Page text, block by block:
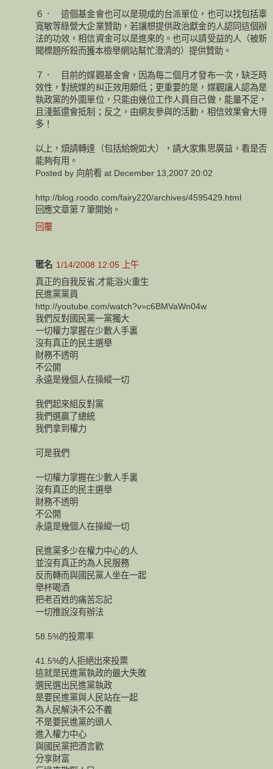
６． 這個基金會也可以是現成的台派單位，也可以找包括辜
寬敏等綠營大企業贊助，若讓想提供政治獻金的人認同這個辦
法的功效，相信資金可以是進來的。也可以請受益的人（被新
聞標題所殺而獲本檢舉網站幫忙澄清的）提供贊助。
７． 目前的媒觀基金會，因為每二個月才發布一次，缺乏時
效性，對統媒的糾正效用頗低；更重要的是，媒觀讓人認為是
執政黨的外圍單位，只能由幾位工作人員自己做，能量不足，
且淺藍還會抵制；反之，由網友參與的活動，相信效果會大得
多！
以上，煩請轉達（包括給婉如大），請大家集思廣益，看是否
能夠有用。
Posted by 向前看 at December 13,2007 20:02
http://blog.roodo.com/fairy220/archives/4595429.html
回應文章第７筆開始。
回覆
匿名 1/14/2008 12:05 上午
真正的自我反省,才能浴火重生
民進黨黨員
http://youtube.com/watch?v=c6BMVaWn04w
我們反對國民黨一黨獨大
一切權力掌握在少數人手裏
沒有真正的民主選舉
財務不透明
不公開
永遠是幾個人在操縱一切
我們起來組反對黨
我們選贏了總統
我們拿到權力
可是我們
一切權力掌握在少數人手裏
沒有真正的民主選舉
財務不透明
不公開
永遠是幾個人在操縱一切
民進黨多少在權力中心的人
並沒有真正的為人民服務
反而轉而與國民黨人坐在一起
舉杯喝酒
把老百姓的痛苦忘記
一切推說沒有辦法
58.5%的投票率
41.5%的人拒絕出來投票
這就是民進黨執政的最大失敗
選民選出民進黨執政
是要民進黨與人民站在一起
為人民解決不公不義
不是要民進黨的頭人
進入權力中心
與國民黨把酒言歡
分享財富